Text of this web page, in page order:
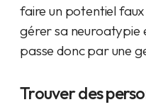
faire un potentiel
gérer sa neuroatypie
passe donc par une
Trouver des